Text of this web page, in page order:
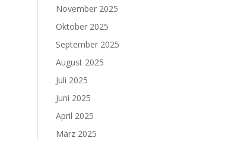
November 2025
Oktober 2025
September 2025
August 2025
Juli 2025
Juni 2025
April 2025
März 2025